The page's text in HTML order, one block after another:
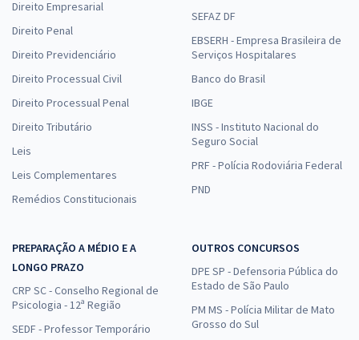
Direito Empresarial
Direito Penal
Direito Previdenciário
Direito Processual Civil
Direito Processual Penal
Direito Tributário
Leis
Leis Complementares
Remédios Constitucionais
SEFAZ DF
EBSERH - Empresa Brasileira de
Serviços Hospitalares
Banco do Brasil
IBGE
INSS - Instituto Nacional do
Seguro Social
PRF - Polícia Rodoviária Federal
PND
PREPARAÇÃO A MÉDIO E A
LONGO PRAZO
CRP SC - Conselho Regional de
Psicologia - 12ª Região
SEDF - Professor Temporário
OUTROS CONCURSOS
DPE SP - Defensoria Pública do
Estado de São Paulo
PM MS - Polícia Militar de Mato
Grosso do Sul